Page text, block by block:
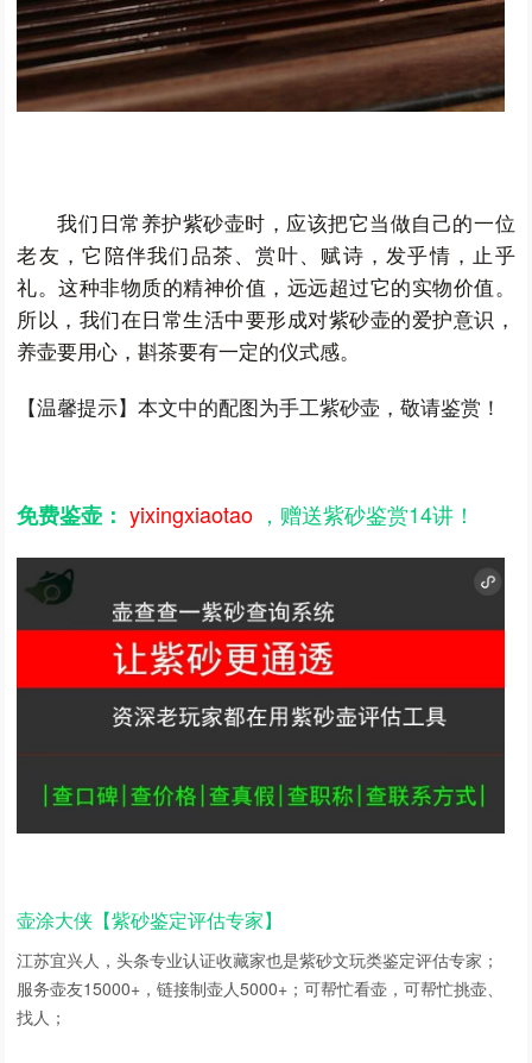
我们日常养护紫砂壶时，应该把它当做自己的一位
老友，它陪伴我们品茶、赏叶、赋诗，发乎情，止乎
礼。这种非物质的精神价值，远远超过它的实物价值。
所以，我们在日常生活中要形成对紫砂壶的爱护意识，
养壶要用心，斟茶要有一定的仪式感。
【温馨提示】本文中的配图为手工紫砂壶，敬请鉴赏！
免费鉴壶： yixingxiaotao ，赠送紫砂鉴赏14讲！
壶涂大侠【紫砂鉴定评估专家】
江苏宜兴人，头条专业认证收藏家也是紫砂文玩类鉴定评估专家；
服务壶友15000+，链接制壶人5000+；可帮忙看壶，可帮忙挑壶、
找人；